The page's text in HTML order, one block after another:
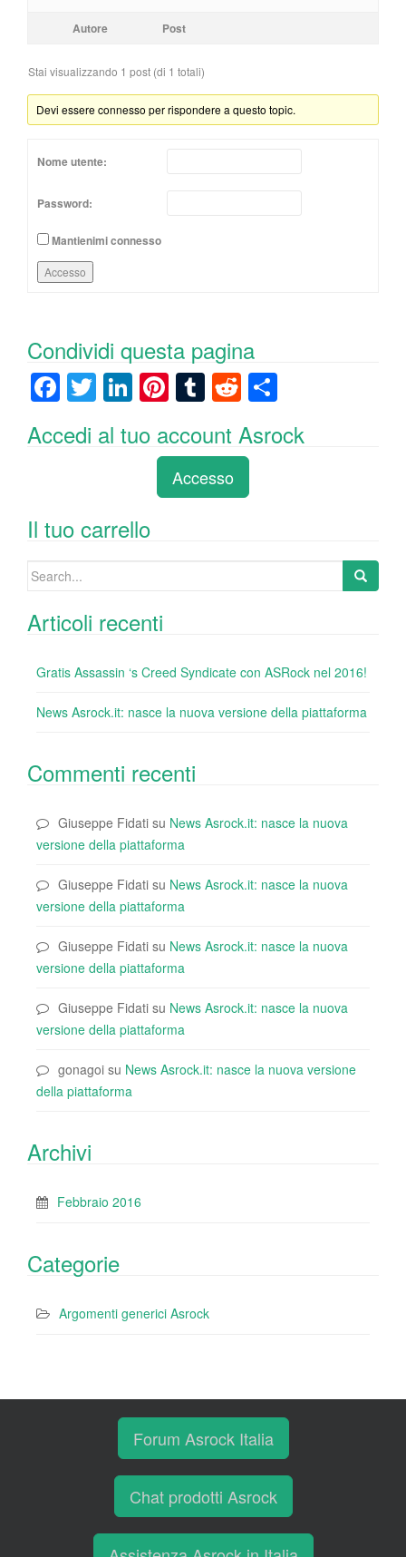
Autore Post
Stai visualizzando 1 post (di 1 totali)
Devi essere connesso per rispondere a questo topic.
Nome utente:
Password:
Mantienimi connesso
Accesso
Condividi questa pagina
F
c
o
o
k
T
wi
tt
Li
k
n
Pi
er
e
st
T
m
bl
r
R
e
d
di
t
n
Accedi al tuo account Asrock
Accesso
Il tuo carrello
Search
Articoli recenti
Gratis Assassin ‘s Creed Syndicate con ASRock nel 2016!
News Asrock.it: nasce la nuova versione della piattaforma
Commenti recenti
Giuseppe Fidati su News Asrock.it: nasce la nuova
versione della piattaforma
Giuseppe Fidati su News Asrock.it: nasce la nuova
versione della piattaforma
Giuseppe Fidati su News Asrock.it: nasce la nuova
versione della piattaforma
Giuseppe Fidati su News Asrock.it: nasce la nuova
versione della piattaforma
gonagoi su News Asrock.it: nasce la nuova versione
della piattaforma
Archivi
Febbraio 2016
Categorie
Argomenti generici Asrock
Forum Asrock Italia
Chat prodotti Asrock